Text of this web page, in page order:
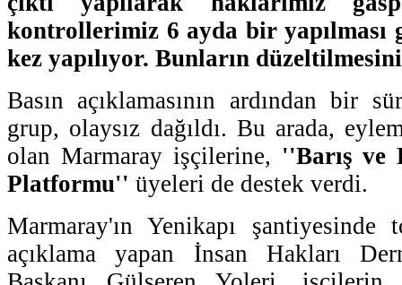
kontrollerimiz 6 ayda bir yapılması
kez yapılıyor. Bunların
Basın açıklamasının ardından bir
grup, olaysız dağıldı. Bu arada,
olan Marmaray işçilerine, ''Barış ve
Platformu'' üyeleri de destek verdi.
Marmaray'ın Yenikapı şantiyesinde
açıklama yapan İnsan Hakları